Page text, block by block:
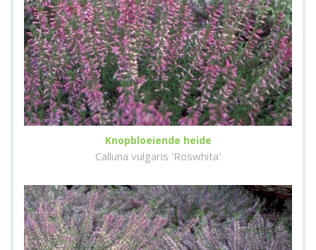
Knopbloeiende heide
Calluna vulgaris 'Roswhita'